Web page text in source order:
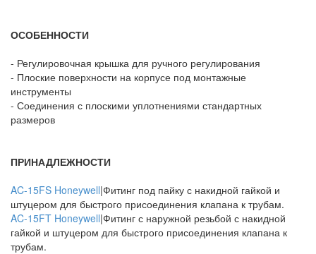
ОСОБЕННОСТИ
- Регулировочная крышка для ручного регулирования
- Плоские поверхности на корпусе под монтажные
инструменты
- Соединения с плоскими уплотнениями стандартных
размеров
ПРИНАДЛЕЖНОСТИ
AC-15FS Honeywell|Фитинг под пайку с накидной гайкой и
штуцером для быстрого присоединения клапана к трубам.
AC-15FT Honeywell|Фитинг с наружной резьбой с накидной
гайкой и штуцером для быстрого присоединения клапана к
трубам.